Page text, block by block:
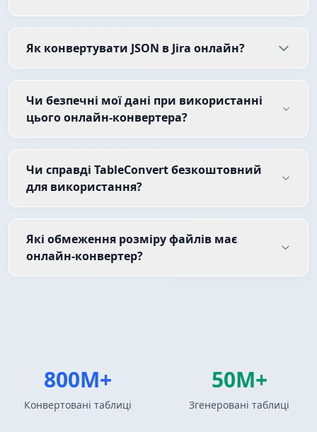
Як конвертувати JSON в Jira онлайн?
Чи безпечні мої дані при використанні
цього онлайн-конвертера?
Чи справді TableConvert безкоштовний
для використання?
Які обмеження розміру файлів має
онлайн-конвертер?
800M+
Конвертовані таблиці
50M+
Згенеровані таблиці